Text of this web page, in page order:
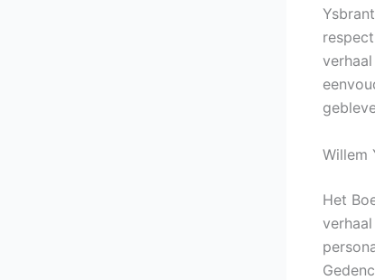
Willem
Het